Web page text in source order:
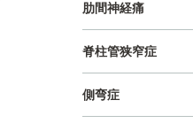
肋間神経痛
脊柱管狭窄症
側弯症